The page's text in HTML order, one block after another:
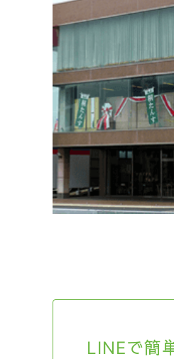
LINEで簡